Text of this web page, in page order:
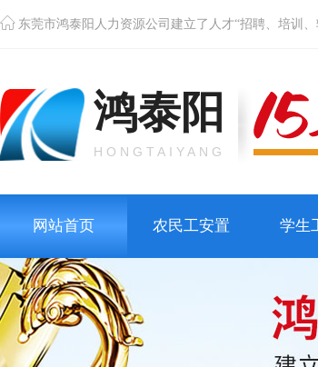
东莞市鸿泰阳人力资源公司建立了人才“招聘、培训
鸿泰阳
HONGTAIYANG
网站首页 农民工安置 学生